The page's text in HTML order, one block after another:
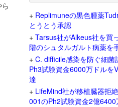
+ Replimuneの黒色腫薬
とうとう承認
+ Tarsus社がAlkeus社を買
階のシュタルガルト病薬を
+ C. difficile感染を防ぐ細菌
Ph3試験資金6000万ドルを
達
+ LifeMind社が移植臓器拒
001のPh2試験資金2億6400